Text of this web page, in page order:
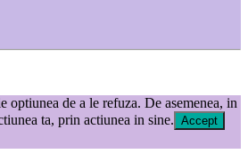
de a le refuza. De asemenea, in
ta, prin actiunea in sine. Accept